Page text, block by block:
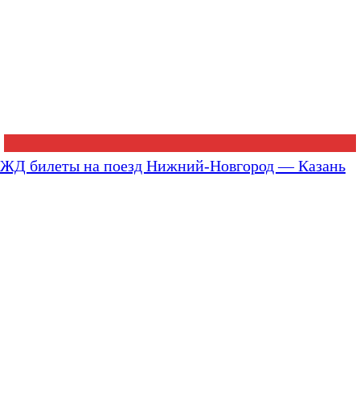
ЖД билеты на поезд Нижний-Новгород — Казань